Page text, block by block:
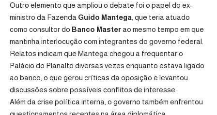
Outro elemento que ampliou o debate foi o papel do ex-
ministro da Fazenda Guido Mantega , que teria atuado
como consultor do Banco Masterao mesmo tempo em que
mantinha interlocução com integrantes do governo federal.
Relatos indicam que Mantega chegou a frequentar o
Palácio do Planalto diversas vezes enquanto estava ligado
ao banco, o que gerou críticas da oposição e levantou
discussões sobre possíveis conflitos de interesse.
Além da crise política interna, o governo também enfrentou